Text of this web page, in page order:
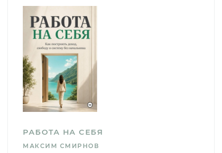
РАБОТА НА СЕБЯ
МАКСИМ СМИРНОВ